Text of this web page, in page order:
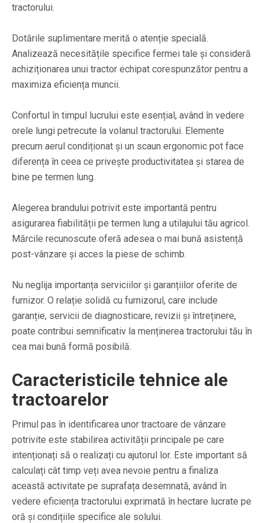
tractorului.
Dotările suplimentare merită o atenție specială.
Analizează necesitățile specifice fermei tale și consideră
achiziționarea unui tractor echipat corespunzător pentru a
maximiza eficiența muncii.
Confortul în timpul lucrului este esențial, având în vedere
orele lungi petrecute la volanul tractorului. Elemente
precum aerul condiționat și un scaun ergonomic pot face
diferența în ceea ce privește productivitatea și starea de
bine pe termen lung.
Alegerea brandului potrivit este importantă pentru
asigurarea fiabilității pe termen lung a utilajului tău agricol.
Mărcile recunoscute oferă adesea o mai bună asistență
post-vânzare și acces la piese de schimb.
Nu neglija importanța serviciilor și garanțiilor oferite de
furnizor. O relație solidă cu furnizorul, care include
garanție, servicii de diagnosticare, revizii și întreținere,
poate contribui semnificativ la menținerea tractorului tău în
cea mai bună formă posibilă.
Caracteristicile tehnice ale
tractoarelor
Primul pas în identificarea unor tractoare de vânzare
potrivite este stabilirea activității principale pe care
intenționați să o realizați cu ajutorul lor. Este important să
calculați cât timp veți avea nevoie pentru a finaliza
această activitate pe suprafața desemnată, având în
vedere eficiența tractorului exprimată în hectare lucrate pe
oră și condițiile specifice ale solului.